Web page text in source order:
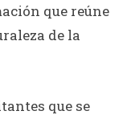
que reúne
de la
que se